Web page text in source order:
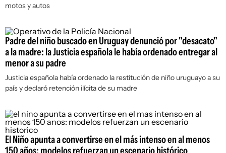
motos y autos
Padre del niño buscado en Uruguay denunció por "desacato"
a la madre: la Justicia española le había ordenado entregar al
menor a su padre
Justicia española había ordenado la restitución de niño uruguayo a su
país y declaró retención ilícita de su madre
El Niño apunta a convertirse en el más intenso en al menos
150 años: modelos refuerzan un escenario histórico